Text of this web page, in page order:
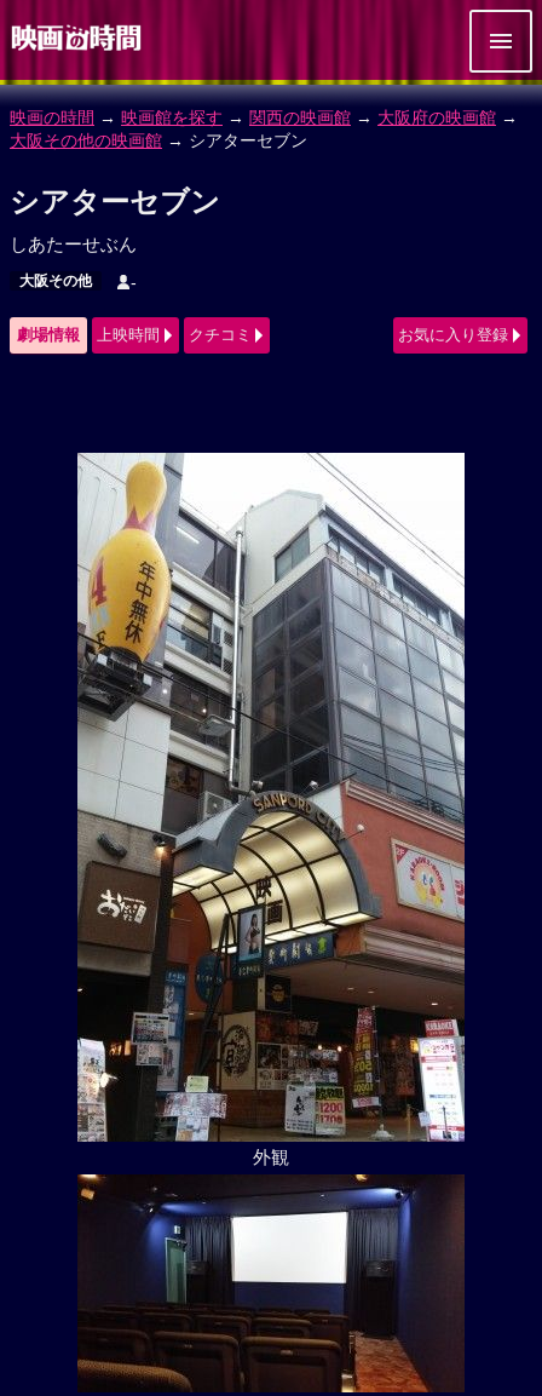
映画の時間 → 映画館を探す → 関西の映画館 → 大阪府の映画館 →
大阪その他の映画館 → シアターセブン
シアターセブン
しあたーせぶん
大阪その他 -
劇場情報 上映時間 クチコミ お気に入り登録
外観